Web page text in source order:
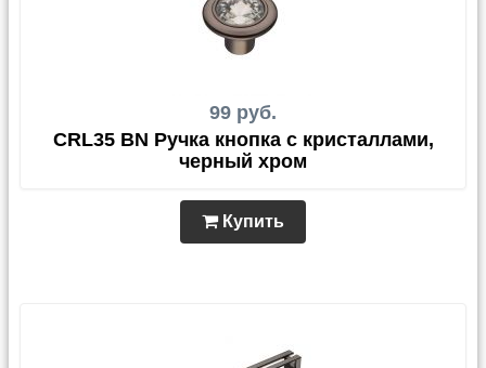
99 руб.
CRL35 BN Ручка кнопка с кристаллами,
черный хром
Купить